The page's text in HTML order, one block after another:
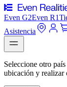
Even G2Even R1
Asistencia
Seleccione otro
ubicación y realizar